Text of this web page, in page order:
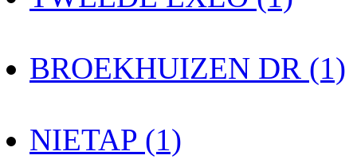
BROEKHUIZEN DR (1)
NIETAP (1)